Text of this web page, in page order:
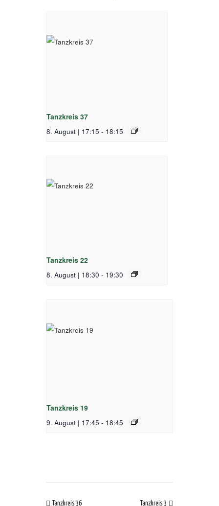
Tanzkreis 37
8. August | 17:15 - 18:15
Tanzkreis 22
8. August | 18:30 - 19:30
Tanzkreis 19
9. August | 17:45 - 18:45
Tanzkreis 36 Tanzkreis 3